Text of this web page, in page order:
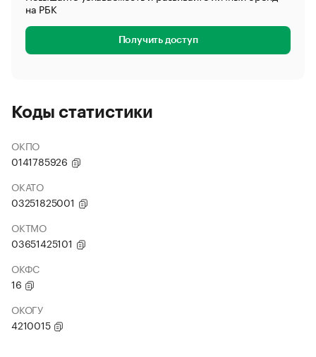
на РБК
Получить доступ
Коды статистики
ОКПО
0141785926
ОКАТО
03251825001
ОКТМО
03651425101
ОКФС
16
ОКОГУ
4210015